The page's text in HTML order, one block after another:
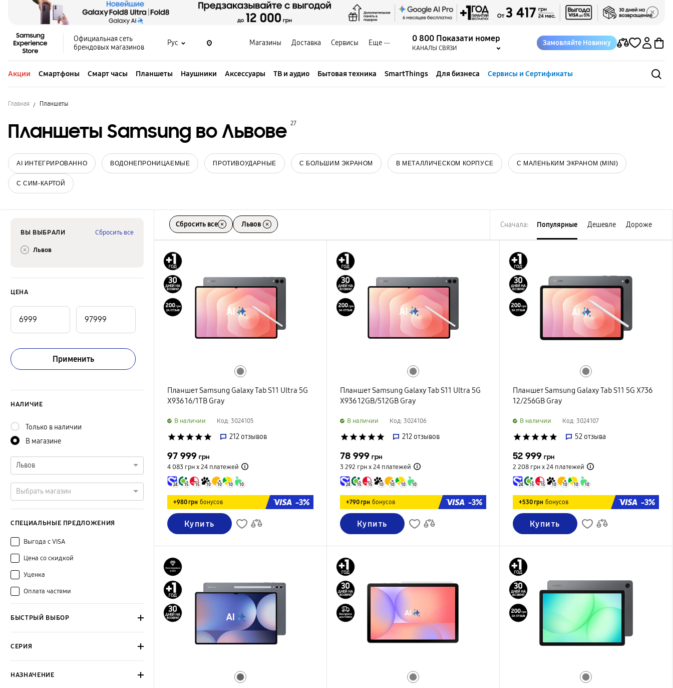
Официальная сеть
брендовых магазинов
Рус Магазины Доставка Сервисы Еще 0 800 Показати номер
КАНАЛЫ СВЯЗИ
Замовляйте Новинку
Акции Смартфоны Смарт часы Планшеты Наушники Аксессуары ТВ и аудио Бытовая техника SmartThings Для бизнеса Сервисы и Сертификаты
Главная Планшеты
Планшеты Samsung во Львове 27
AI ИНТЕГРИРОВАННО ВОДОНЕПРОНИЦАЕМЫЕ ПРОТИВОУДАРНЫЕ С БОЛЬШИМ ЭКРАНОМ В МЕТАЛЛИЧЕСКОМ КОРПУСЕ С МАЛЕНЬКИМ ЭКРАНОМ (MINI)
С СИМ-КАРТОЙ
ВЫ ВЫБРАЛИ Сбросить все
Львов
ЦЕНА
Применить
НАЛИЧИЕ
Только в наличии
В магазине
Львов
Выбрать магазин
СПЕЦИАЛЬНЫЕ ПРЕДЛОЖЕНИЯ
Выгода с VISA
Цена со скидкой
Уценка
Оплата частями
БЫСТРЫЙ ВЫБОР
СЕРИЯ
НАЗНАЧЕНИЕ
Сбросить все Львов Сначала: Популярные Дешевле Дороже
Планшет Samsung Galaxy Tab S11 Ultra 5G
X936 16/1TB Gray
B наличии Код: 3024105
star star star star star 212отзывов
97 999 грн
4 083 грн х 24 платежей
24 15 15 10 10 10 10
+980 грн бонусов -3%
Купить
Планшет Samsung Galaxy Tab S11 Ultra 5G
X936 12GB/512GB Gray
B наличии Код: 3024106
star star star star star 212отзывов
78 999 грн
3 292 грн х 24 платежей
24 15 15 10 10 10 10
+790 грн бонусов -3%
Купить
Планшет Samsung Galaxy Tab S11 5G X736
12/256GB Gray
B наличии Код: 3024107
star star star star star 52отзыва
52 999 грн
2 208 грн х 24 платежей
24 15 15 10 10 10 10
+530 грн бонусов -3%
Купить